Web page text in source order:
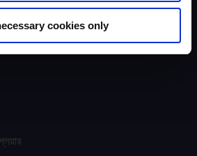
cookies only